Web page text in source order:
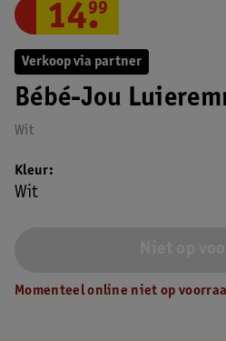
Verkoop via partner
Bébé-Jou
Wit
14.
99
Kleur
Wit
Momenteel online niet op